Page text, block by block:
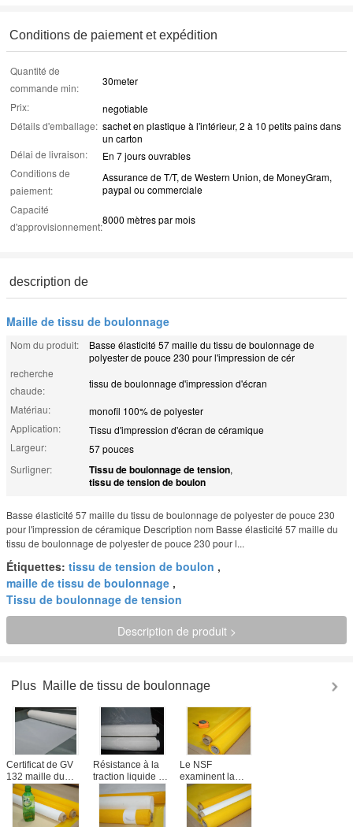
Conditions de paiement et expédition
Quantité de
commande min:
30meter
Prix:
negotiable
Détails d'emballage: sachet en plastique à l'intérieur, 2 à 10 petits pains dans
un carton
Délai de livraison:
En 7 jours ouvrables
Conditions de
paiement:
Assurance de T/T, de Western Union, de MoneyGram,
paypal ou commerciale
Capacité
d'approvisionnement:
8000 mètres par mois
description de
Maille de tissu de boulonnage
Nom du produit:
Basse élasticité 57 maille du tissu de boulonnage de
polyester de pouce 230 pour l'impression de cér
recherche
chaude:
tissu de boulonnage d'impression d'écran
Matériau:
monofil 100% de polyester
Application:
Tissu d'impression d'écran de céramique
Largeur:
57 pouces
Surligner:
Tissu de boulonnage de tension,
tissu de tension de boulon
Basse élasticité 57 maille du tissu de boulonnage de polyester de pouce 230
pour l'impression de céramique Description nom Basse élasticité 57 maille du
tissu de boulonnage de polyester de pouce 230 pour l...
Étiquettes: tissu de tension de boulon ,
maille de tissu de boulonnage ,
Tissu de boulonnage de tension
Description de produit >
Plus Maille de tissu de boulonnage
Certificat de GV
132 maille du
tissu de
boulonnage de
polyester de
pouce 73 pour
Résistance à la
traction liquide de
boulonnage de
polyester de
filtration avec la
Le NSF
examinent la
maille jaune de
tissu de
boulonnage de
polyester de 65